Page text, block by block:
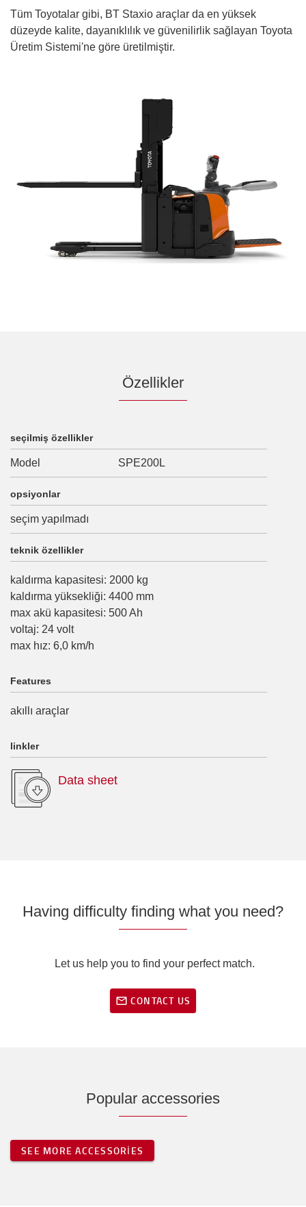
Tüm Toyotalar gibi, BT Staxio araçlar da en yüksek
düzeyde kalite, dayanıklılık ve güvenilirlik sağlayan Toyota
Üretim Sistemi'ne göre üretilmiştir.
Özellikler
seçilmiş özellikler
Model SPE200L
opsiyonlar
seçim yapılmadı
teknik özellikler
kaldırma kapasitesi: 2000 kg
kaldırma yüksekliği: 4400 mm
max akü kapasitesi: 500Ah
voltaj: 24 volt
max hız: 6,0 km/h
Features
akıllı araçlar
linkler
Data sheet
Having difficulty finding what you need?
Let us help you to find your perfect match.
CONTACT US
Popular accessories
SEE MORE ACCESSORIES